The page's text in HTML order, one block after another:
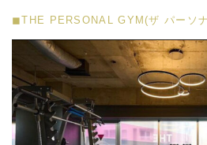
◼︎THE PERSONAL GYM(ザ パーソ